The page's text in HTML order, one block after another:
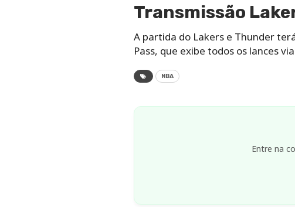
Transmissão
A partida do Lakers e Thunder
Pass, que exibe todos os lances
NBA
Entre na